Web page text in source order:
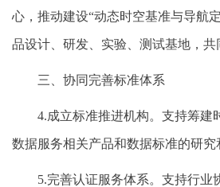
心，推动建设“动态时空基准与导航
品设计、研发、实验、测试基地，
三、协同完善标准体系
4.成立标准推进机构。支持筹
数据服务相关产品和数据标准的研
5.完善认证服务体系。支持行